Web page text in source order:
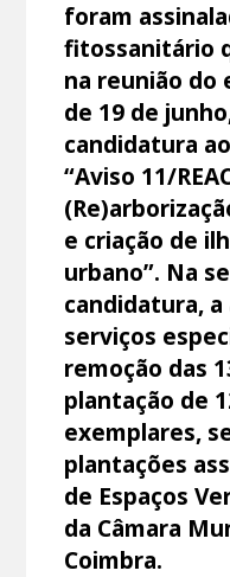
foram
fitossanitário
na reunião do
de 19 de
candidatura
“Aviso 11/
e criação de
urbano”. Na
candidatura,
serviços
remoção das
plantação de
exemplares,
plantações
de Espaços
da Câmara
Coimbra.